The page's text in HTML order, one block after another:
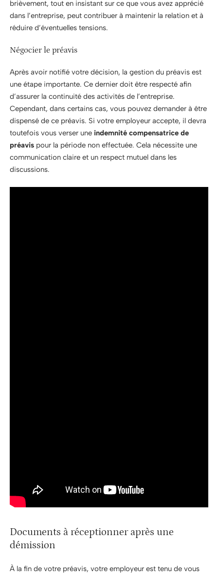
brièvement, tout en insistant sur ce que vous avez apprécié
dans l’entreprise, peut contribuer à maintenir la relation et à
réduire d’éventuelles tensions.
Négocier le préavis
Après avoir notifié votre décision, la gestion du préavis est
une étape importante. Ce dernier doit être respecté afin
d’assurer la continuité des activités de l’entreprise.
Cependant, dans certains cas, vous pouvez demander à être
dispensé de ce préavis. Si votre employeur accepte, il devra
toutefois vous verser une indemnité compensatrice de
préavis pour la période non effectuée. Cela nécessite une
communication claire et un respect mutuel dans les
discussions.
Documents à réceptionner après une
démission
À la fin de votre préavis, votre employeur est tenu de vous